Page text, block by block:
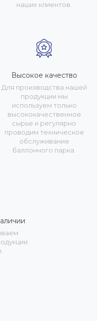
наших клиентов.
Высокое качество
Для производства нашей
продукции мы
используем только
высококачественное
сырье и регулярно
проводим техническое
обслуживание
баллонного парка.